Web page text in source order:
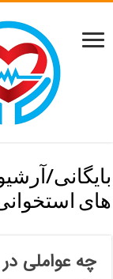
بایگانی/
های
چه عواملی در